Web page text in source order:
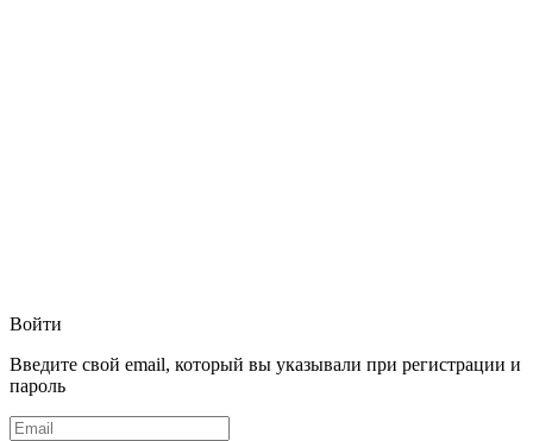
Войти
Введите свой email, который вы указывали при регистрации и
пароль